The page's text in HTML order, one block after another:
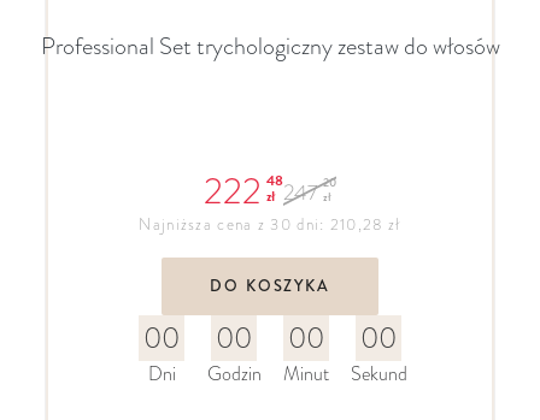
Professional Set trychologiczny zestaw do włosów
222 48
zł 247 20
zł
Najniższa cena z 30 dni: 210,28 zł
DO KOSZYKA
00
Dni
00
Godzin
00
Minut
00
Sekund